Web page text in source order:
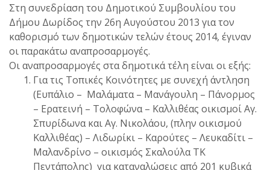
Στη συνεδρίαση του Δημοτικού Συμβουλίου του
Δήμου Δωρίδος την 26η Αυγούστου 2013 για τον
καθορισμό των δημοτικών τελών έτους 2014, έγιναν
οι παρακάτω αναπροσαρμογές.
Οι αναπροσαρμογές στα δημοτικά τέλη είναι οι εξής:
Για τις Τοπικές Κοινότητες με συνεχή άντληση
(Ευπάλιο – Μαλάματα – Μανάγουλη – Πάνορμος
– Ερατεινή – Τολοφώνα – Καλλιθέας οικισμοί Αγ.
Σπυρίδωνα και Αγ. Νικολάου, (πλην οικισμού
Καλλιθέας) – Λιδωρίκι – Καρούτες – Λευκαδίτι –
Μαλανδρίνο – οικισμός Σκαλούλα ΤΚ
Πεντάπολης) για καταναλώσεις από 201 κυβικά